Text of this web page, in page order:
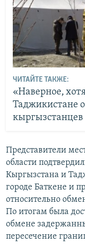
ЧИТАЙТЕ ТАКЖЕ:
«Наверное,
Таджикистане
кыргызстанцев
Представители
области
Кыргызстана и
городе Баткене и
относительно
По итогам была
обмене
пересечение